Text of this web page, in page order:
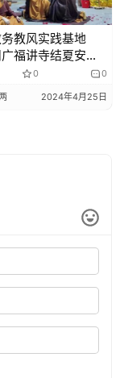
教风实践基地
福讲寺结夏安居
0 0
2024年4月25日